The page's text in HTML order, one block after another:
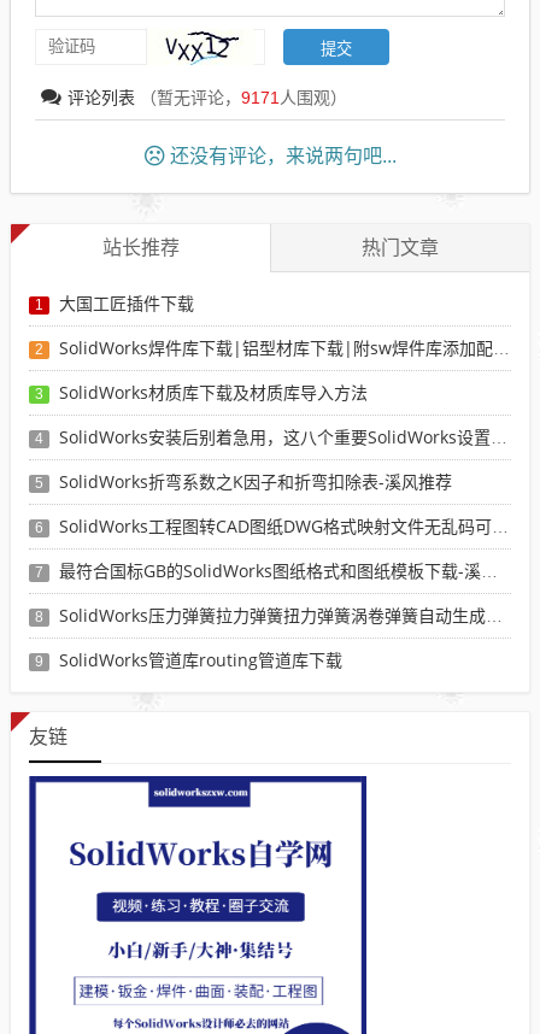
评论列表 （暂无评论， 9171 人围观）
还没有评论，来说两句吧...
站长推荐 热门文章
1 大国工匠插件下载
2 SolidWorks焊件库下载|铝型材库下载|附sw焊件库添加配置使用教程
3 SolidWorks材质库下载及材质库导入方法
4 SolidWorks安装后别着急用，这八个重要SolidWorks设置可以提高你的画图效率
5 SolidWorks折弯系数之K因子和折弯扣除表-溪风推荐
6 SolidWorks工程图转CAD图纸DWG格式映射文件无乱码可分层-溪风亲测推荐
7 最符合国标GB的SolidWorks图纸格式和图纸模板下载-溪风专用版
8 SolidWorks压力弹簧拉力弹簧扭力弹簧涡卷弹簧自动生成宏程序下载
9 SolidWorks管道库routing管道库下载
友链